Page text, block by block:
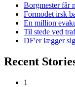
Borgmester får
Formodet irsk
En million
Til stede ved
DF'er lægger
Recent
1